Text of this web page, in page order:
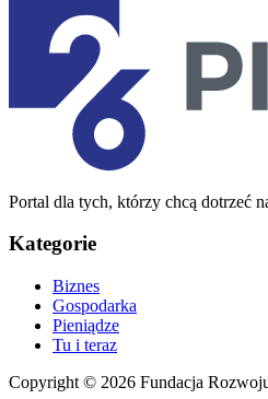
Portal dla tych, którzy chcą dotrzeć
Kategorie
Biznes
Gospodarka
Pieniądze
Tu i teraz
Copyright © 2026 Fundacja